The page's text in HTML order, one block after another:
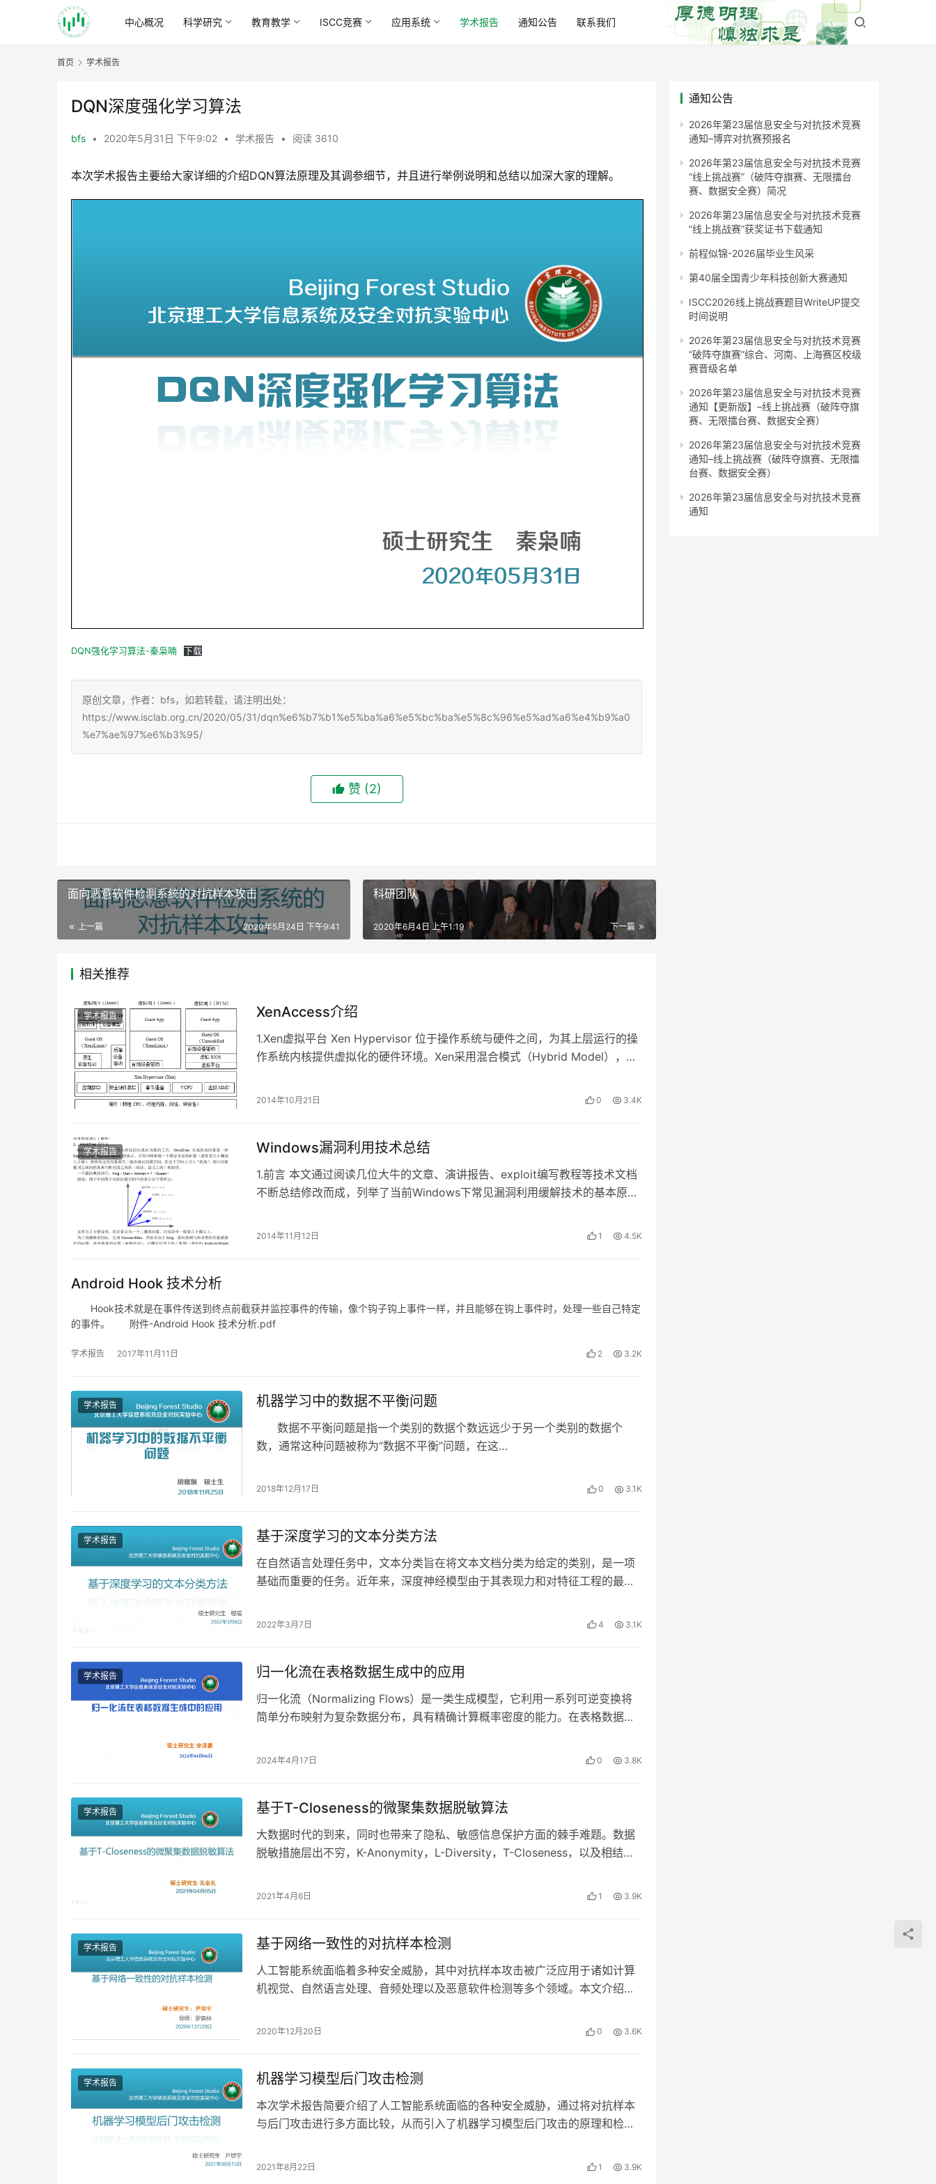
中心概况 科学研究 教育教学 ISCC竞赛 应用系统 学术报告 通知公告 联系我们
首页 学术报告
DQN深度强化学习算法
bfs • 2020年5月31日 下午9:02 • 学术报告 • 阅读 3610
本次学术报告主要给大家详细的介绍DQN算法原理及其调参细节，并且进行举例说明和总结以加深大家的理解。
DQN强化学习算法-秦枭喃 下载
原创文章，作者：bfs，如若转载，请注明出处：
https://www.isclab.org.cn/2020/05/31/dqn%e6%b7%b1%e5%ba%a6%e5%bc%ba%e5%8c%96%e5%ad%a6%e4%b9%a0
%e7%ae%97%e6%b3%95/
赞 (2)
面向恶意软件检测系统的对抗样本攻击
上一篇 2020年5月24日 下午9:41
科研团队
下一篇
2020年6月4日 上午1:19
相关推荐
学术报告 XenAccess介绍
1.Xen虚拟平台 Xen Hypervisor 位于操作系统与硬件之间，为其上层运行的操
作系统内核提供虚拟化的硬件环境。Xen采用混合模式（Hybrid Model），因
2014年10月21日 0 3.4K
学术报告 Windows漏洞利用技术总结
1.前言 本文通过阅读几位大牛的文章、演讲报告、exploit编写教程等技术文档
不断总结修改而成，列举了当前Windows下常见漏洞利用缓解技术的基本原理
2014年11月12日 1 4.5K
Android Hook 技术分析
Hook技术就是在事件传送到终点前截获并监控事件的传输，像个钩子钩上事件一样，并且能够在钩上事件时，处理一些自己特定
的事件。 附件-Android Hook 技术分析.pdf
学术报告 2017年11月11日 2 3.2K
学术报告 机器学习中的数据不平衡问题
数据不平衡问题是指一个类别的数据个数远远少于另一个类别的数据个
数，通常这种问题被称为“数据不平衡”问题，在这…
2018年12月17日 0 3.1K
学术报告 基于深度学习的文本分类方法
在自然语言处理任务中，文本分类旨在将文本文档分类为给定的类别，是一项
基础而重要的任务。近年来，深度神经模型由于其表现力和对特征工程的最低
2022年3月7日 4 3.1K
学术报告 归一化流在表格数据生成中的应用
归一化流（Normalizing Flows）是一类生成模型，它利用一系列可逆变换将
简单分布映射为复杂数据分布，具有精确计算概率密度的能力。在表格数据生
2024年4月17日 0 3.8K
学术报告 基于T-Closeness的微聚集数据脱敏算法
大数据时代的到来，同时也带来了隐私、敏感信息保护方面的棘手难题。数据
脱敏措施层出不穷，K-Anonymity，L-Diversity，T-Closeness，以及相结合
2021年4月6日 1 3.9K
学术报告 基于网络一致性的对抗样本检测
人工智能系统面临着多种安全威胁，其中对抗样本攻击被广泛应用于诸如计算
机视觉、自然语言处理、音频处理以及恶意软件检测等多个领域。本文介绍了
2020年12月20日 0 3.6K
学术报告 机器学习模型后门攻击检测
本次学术报告简要介绍了人工智能系统面临的各种安全威胁，通过将对抗样本
与后门攻击进行多方面比较，从而引入了机器学习模型后门攻击的原理和检测
2021年8月22日 1 3.9K
通知公告
2026年第23届信息安全与对抗技术竞赛
通知–博弈对抗赛预报名
2026年第23届信息安全与对抗技术竞赛
“线上挑战赛”（破阵夺旗赛、无限擂台
赛、数据安全赛）简况
2026年第23届信息安全与对抗技术竞赛
“线上挑战赛”获奖证书下载通知
前程似锦-2026届毕业生风采
第40届全国青少年科技创新大赛通知
ISCC2026线上挑战赛题目WriteUP提交
时间说明
2026年第23届信息安全与对抗技术竞赛
“破阵夺旗赛”综合、河南、上海赛区校级
赛晋级名单
2026年第23届信息安全与对抗技术竞赛
通知【更新版】–线上挑战赛（破阵夺旗
赛、无限擂台赛、数据安全赛）
2026年第23届信息安全与对抗技术竞赛
通知–线上挑战赛（破阵夺旗赛、无限擂
台赛、数据安全赛）
2026年第23届信息安全与对抗技术竞赛
通知